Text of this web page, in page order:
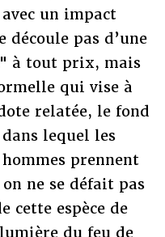
un impact
pas d’une
à tout prix, mais
qui vise à
relatée, le fond
lequel les
prennent
ne se défait pas
cette espèce de
du feu de